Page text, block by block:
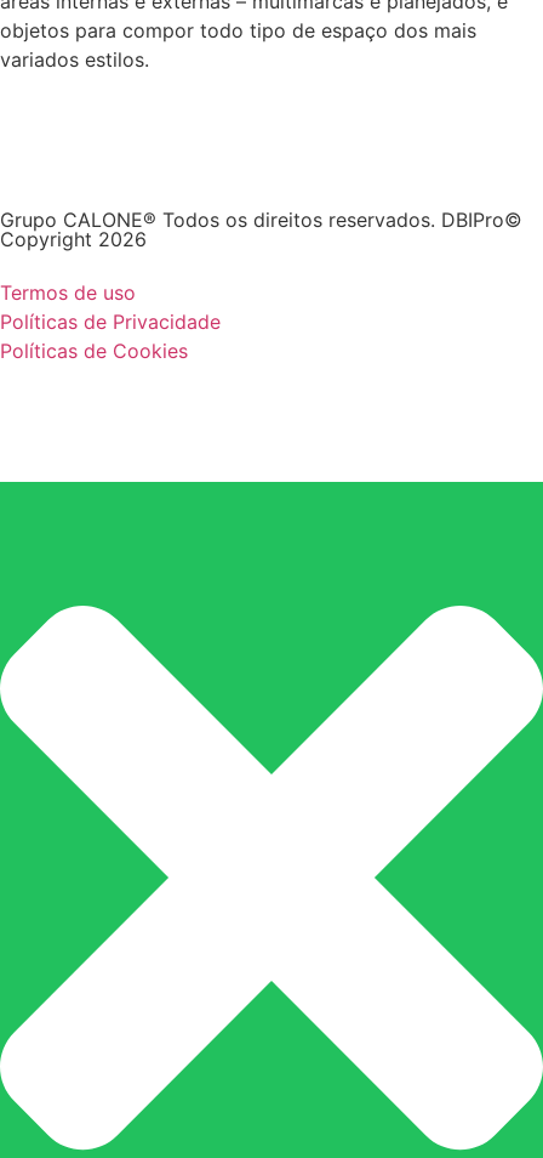
objetos para compor todo tipo de espaço dos mais
variados estilos.
Grupo CALONE® Todos os direitos reservados. DBIPro©
Copyright 2026
Termos de uso
Políticas de Privacidade
Políticas de Cookies